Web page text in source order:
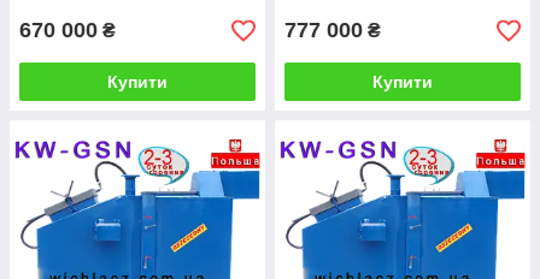
670 000 ₴
Купити
777 000 ₴
Купити